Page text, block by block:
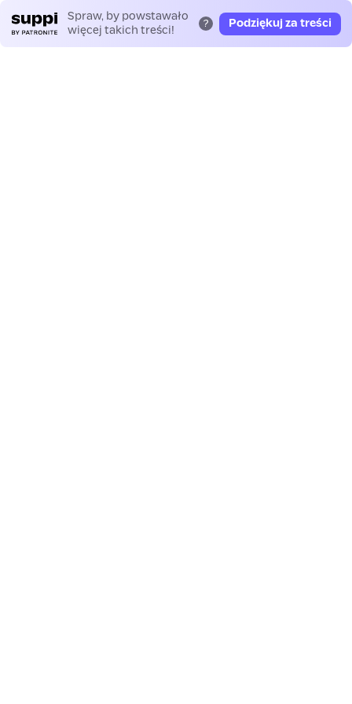
Spraw, by powstawało
więcej takich treści!
? Podziękuj za treści